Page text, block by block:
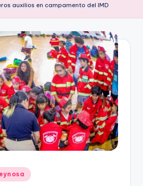
auxilios en campamento del IMD